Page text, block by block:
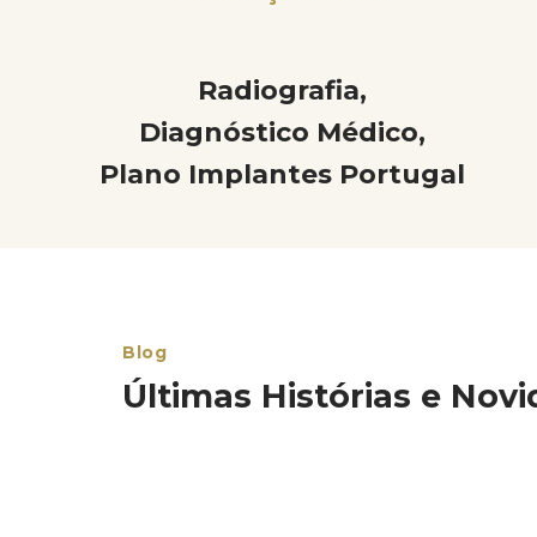
Radiografia,
Diagnóstico Médico,
Plano Implantes Portugal
Blog
Últimas Histórias e